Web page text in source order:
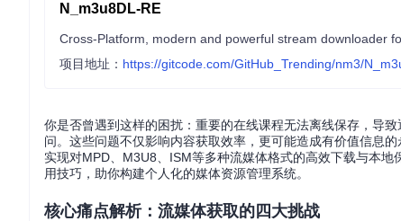
N_m3u8DL-RE
Cross-Platform, modern and powerful stream downloader
项目地址： https://gitcode.com/GitHub_Trending/nm3/
你是否曾遇到这样的困扰：重要的在线课程无法离线保存，导
问。这些问题不仅影响内容获取效率，更可能造成有价值信息
实现对MPD、M3U8、ISM等多种流媒体格式的高效下载与本
用技巧，助你构建个人化的媒体资源管理系统。
核心痛点解析：流媒体获取的四大挑战